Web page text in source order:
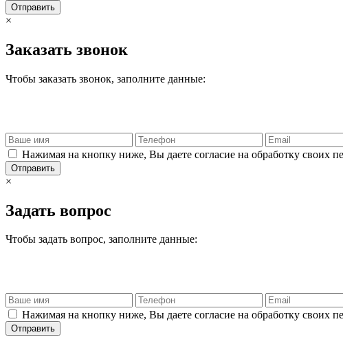
Отправить
×
Заказать звонок
Чтобы заказать звонок, заполните данные:
Нажимая на кнопку ниже, Вы даете согласие на обработку своих
Отправить
×
Задать вопрос
Чтобы задать вопрос, заполните данные:
Нажимая на кнопку ниже, Вы даете согласие на обработку своих
Отправить